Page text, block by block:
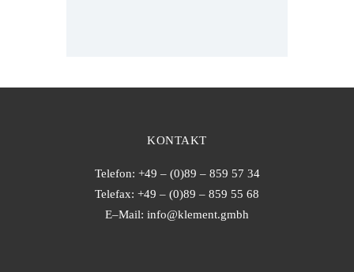
KONTAKT
Telefon: +49 – (0)89 – 859 57 34
Telefax: +49 – (0)89 – 859 55 68
E–Mail: info@klement.gmbh